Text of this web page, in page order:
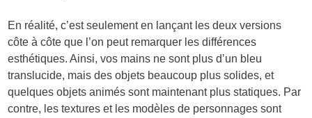
En réalité, c’est seulement en lançant les deux versions
côte à côte que l’on peut remarquer les différences
esthétiques. Ainsi, vos mains ne sont plus d’un bleu
translucide, mais des objets beaucoup plus solides, et
quelques objets animés sont maintenant plus statiques. Par
contre, les textures et les modèles de personnages sont